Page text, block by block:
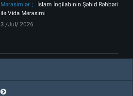
Mərasimlər
İslam İnqilabının Şəhid Rəhbəri
ilə Vida Mərasimi
3 /Jul/ 2026